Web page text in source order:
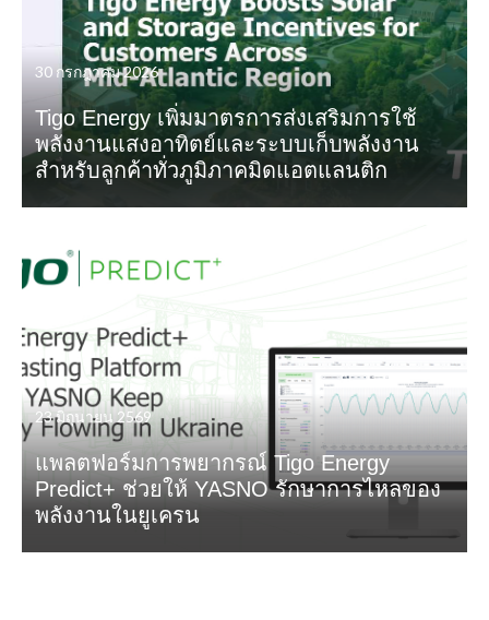
30 กรกฎาคม 2026
Tigo Energy เพิ่มมาตรการส่งเสริมการใช้
พลังงานแสงอาทิตย์และระบบเก็บพลังงาน
สำหรับลูกค้าทั่วภูมิภาคมิดแอตแลนติก
23 มิถุนายน 2569
แพลตฟอร์มการพยากรณ์ Tigo Energy
Predict+ ช่วยให้ YASNO รักษาการไหลของ
พลังงานในยูเครน